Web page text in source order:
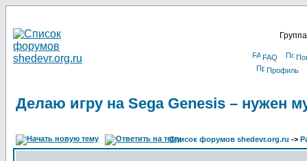
FAQ
Профиль
Делаю игру на Sega Genesis – нужен
Список форумов shedevr.org.ru ->